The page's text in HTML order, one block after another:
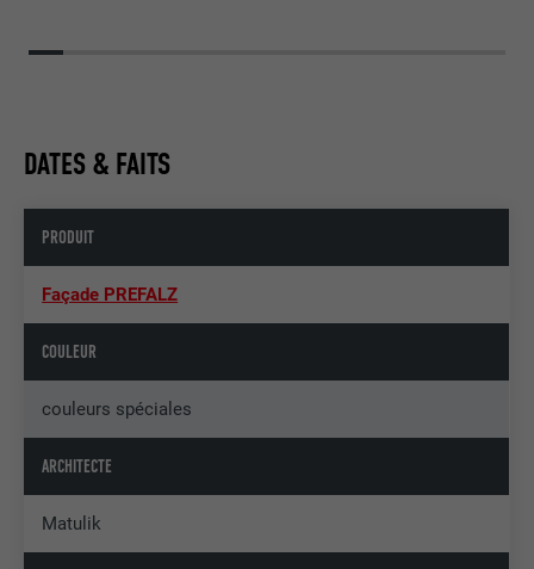
DATES & FAITS
PRODUIT
Façade PREFALZ
COULEUR
couleurs spéciales
ARCHITECTE
Matulik